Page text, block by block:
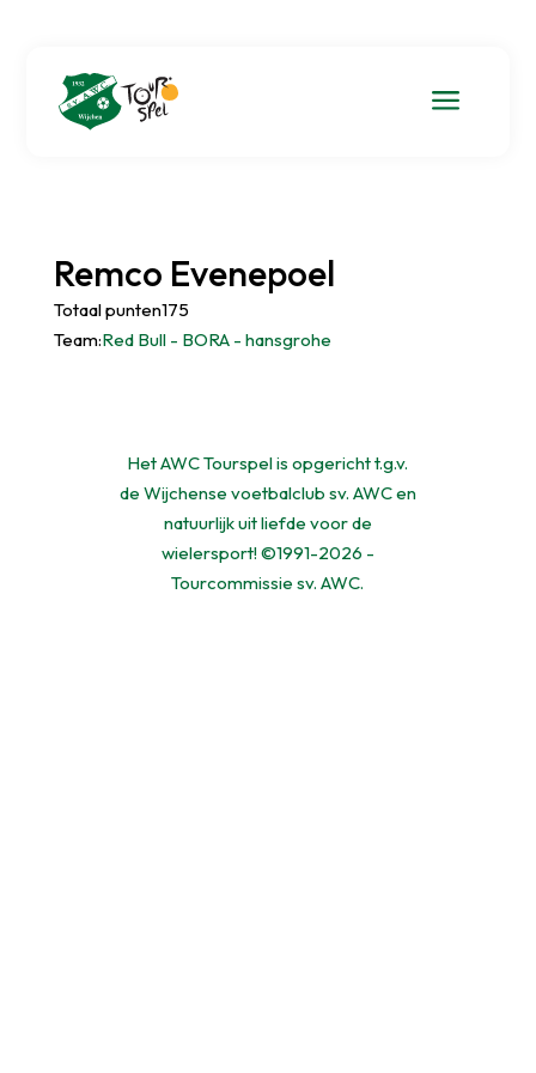
a
Remco Evenepoel
Totaal punten175
Team:Red Bull - BORA - hansgrohe
Het AWC Tourspel is opgericht t.g.v.
de Wijchense voetbalclub sv. AWC en
natuurlijk uit liefde voor de
wielersport! ©1991-2026 -
Tourcommissie sv. AWC.